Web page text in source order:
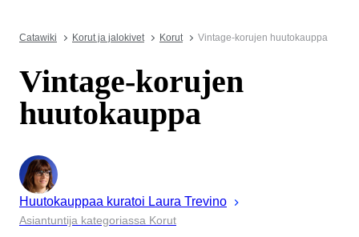
Catawiki Korut ja jalokivet Korut Vintage-korujen huutokauppa
Vintage-korujen
huutokauppa
Huutokauppaa kuratoi Laura Trevino
Asiantuntija kategoriassa Korut